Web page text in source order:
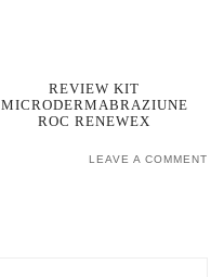
REVIEW KIT
MICRODERMABRAZIUNE
ROC RENEWEX
LEAVE A COMMENT